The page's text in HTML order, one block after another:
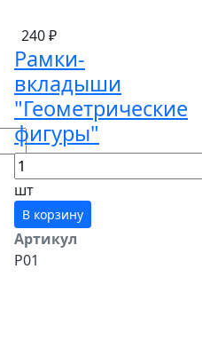
240 ₽
Рамки-
вкладыши
"Геометрические
фигуры"
шт
В корзину
Артикул
Р01